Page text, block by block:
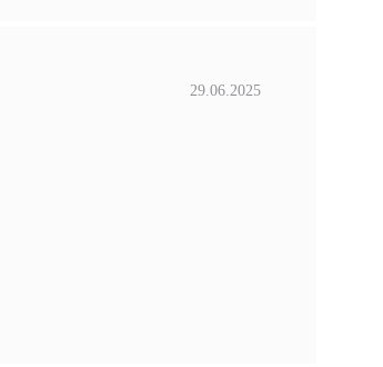
29.06.2025